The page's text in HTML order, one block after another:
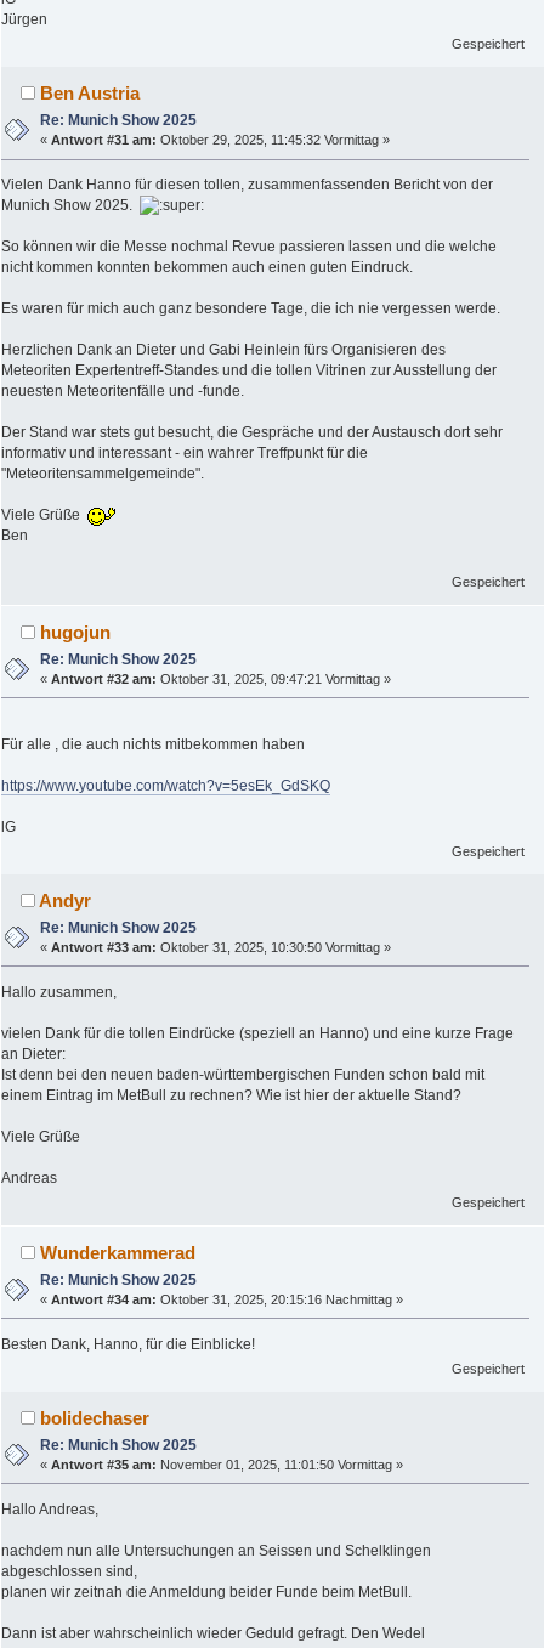
Jürgen
Gespeichert
Ben Austria
Re: Munich Show 2025
«Antwort #31 am: Oktober 29, 2025, 11:45:32 Vormittag »
Vielen Dank Hanno für diesen tollen, zusammenfassenden Bericht von der
Munich Show 2025.
So können wir die Messe nochmal Revue passieren lassen und die welche
nicht kommen konnten bekommen auch einen guten Eindruck.
Es waren für mich auch ganz besondere Tage, die ich nie vergessen werde.
Herzlichen Dank an Dieter und Gabi Heinlein fürs Organisieren des
Meteoriten Expertentreff-Standes und die tollen Vitrinen zur Ausstellung der
neuesten Meteoritenfälle und -funde.
Der Stand war stets gut besucht, die Gespräche und der Austausch dort sehr
informativ und interessant - ein wahrer Treffpunkt für die
"Meteoritensammelgemeinde".
Viele Grüße
Ben
Gespeichert
hugojun
Re: Munich Show 2025
«Antwort #32 am: Oktober 31, 2025, 09:47:21 Vormittag »
Für alle , die auch nichts mitbekommen haben
https://www.youtube.com/watch?v=5esEk_GdSKQ
lG
Gespeichert
Andyr
Re: Munich Show 2025
«Antwort #33 am: Oktober 31, 2025, 10:30:50 Vormittag »
Hallo zusammen,
vielen Dank für die tollen Eindrücke (speziell an Hanno) und eine kurze Frage
an Dieter:
Ist denn bei den neuen baden-württembergischen Funden schon bald mit
einem Eintrag im MetBull zu rechnen? Wie ist hier der aktuelle Stand?
Viele Grüße
Andreas
Gespeichert
Wunderkammerad
Re: Munich Show 2025
«Antwort #34 am: Oktober 31, 2025, 20:15:16 Nachmittag »
Besten Dank, Hanno, für die Einblicke!
Gespeichert
bolidechaser
Re: Munich Show 2025
«Antwort #35 am: November 01, 2025, 11:01:50 Vormittag »
Hallo Andreas,
nachdem nun alle Untersuchungen an Seissen und Schelklingen
abgeschlossen sind,
planen wir zeitnah die Anmeldung beider Funde beim MetBull.
Dann ist aber wahrscheinlich wieder Geduld gefragt. Den Wedel